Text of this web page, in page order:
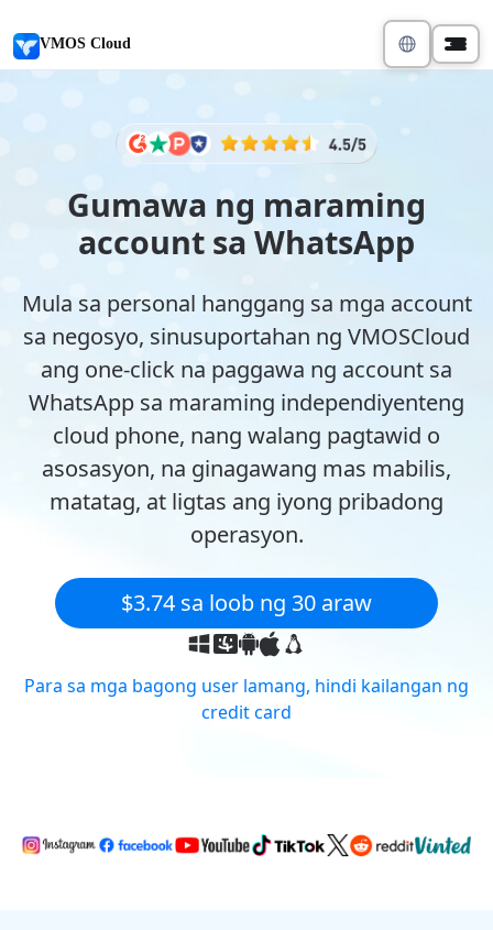
VMOS Cloud
Gumawa ng maraming
account sa WhatsApp
Mula sa personal hanggang sa mga account
sa negosyo, sinusuportahan ng VMOSCloud
ang one-click na paggawa ng account sa
WhatsApp sa maraming independiyenteng
cloud phone, nang walang pagtawid o
asosasyon, na ginagawang mas mabilis,
matatag, at ligtas ang iyong pribadong
operasyon.
$3.74 sa loob ng 30 araw
Para sa mga bagong user lamang, hindi kailangan ng
credit card